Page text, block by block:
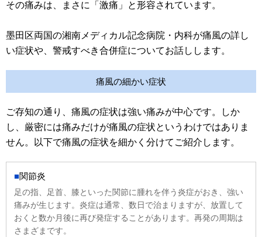
その痛みは、まさに「激痛」と形容されています。
墨田区両国の湘南メディカル記念病院・内科が痛風の詳し
い症状や、警戒すべき合併症についてお話しします。
痛風の細かい症状
ご存知の通り、痛風の症状は強い痛みが中心です。しか
し、厳密には痛みだけが痛風の症状というわけではありま
せん。以下で痛風の症状を細かく分けてご紹介します。
関節炎
足の指、足首、膝といった関節に腫れを伴う炎症がおき、強い
痛みが生じます。炎症は通常、数日で治まりますが、放置して
おくと数か月後に再び発症することがあります。再発の周期は
さまざまです。